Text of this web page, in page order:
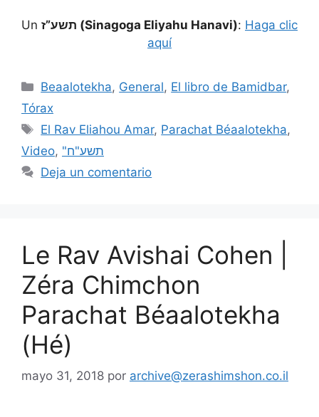
Un תשע”ז (Sinagoga Eliyahu Hanavi): Haga clic
aquí
Beaalotekha, General, El libro de Bamidbar,
Tórax
El Rav Eliahou Amar, Parachat Béaalotekha,
Video,
"תשע"ח
Deja un comentario
Le Rav Avishai Cohen |
Zéra Chimchon
Parachat Béaalotekha
(Hé)
mayo 31, 2018 por archive@zerashimshon.co.il